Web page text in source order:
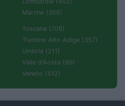
Marche (366)
Toscana (706)
Trentino Alto Adige (357)
Umbria (211)
Valle d'Aosta (99)
Veneto (512)